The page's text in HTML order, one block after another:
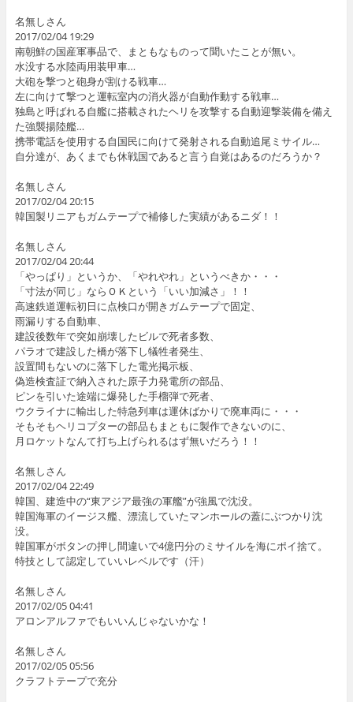
名無しさん
2017/02/04 19:29
南朝鮮の国産軍事品で、まともなものって聞いたことが無い。
水没する水陸両用装甲車…
大砲を撃つと砲身が割ける戦車…
左に向けて撃つと運転室内の消火器が自動作動する戦車…
独島と呼ばれる自艦に搭載されたヘリを攻撃する自動迎撃装備を備え
た強襲揚陸艦…
携帯電話を使用する自国民に向けて発射される自動追尾ミサイル…
自分達が、あくまでも休戦国であると言う自覚はあるのだろうか？
名無しさん
2017/02/04 20:15
韓国製リニアもガムテープで補修した実績があるニダ！！
名無しさん
2017/02/04 20:44
「やっぱり」というか、「やれやれ」というべきか・・・
「寸法が同じ」ならＯＫという「いい加減さ」！！
高速鉄道運転初日に点検口が開きガムテープで固定、
雨漏りする自動車、
建設後数年で突如崩壊したビルで死者多数、
パラオで建設した橋が落下し犠牲者発生、
設置間もないのに落下した電光掲示板、
偽造検査証で納入された原子力発電所の部品、
ピンを引いた途端に爆発した手榴弾で死者、
ウクライナに輸出した特急列車は運休ばかりで廃車両に・・・
そもそもヘリコプターの部品もまともに製作できないのに、
月ロケットなんて打ち上げられるはず無いだろう！！
名無しさん
2017/02/04 22:49
韓国、建造中の“東アジア最強の軍艦”が強風で沈没。
韓国海軍のイージス艦、漂流していたマンホールの蓋にぶつかり沈
没。
韓国軍がボタンの押し間違いで4億円分のミサイルを海にポイ捨て。
特技として認定していいレベルです（汗）
名無しさん
2017/02/05 04:41
アロンアルファでもいいんじゃないかな！
名無しさん
2017/02/05 05:56
クラフトテープで充分